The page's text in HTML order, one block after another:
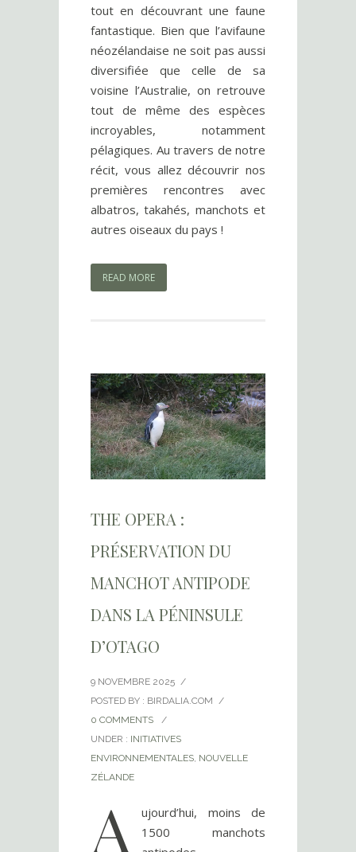
tout en découvrant une faune
fantastique. Bien que l’avifaune
néozélandaise ne soit pas aussi
diversifiée que celle de sa
voisine l’Australie, on retrouve
tout de même des espèces
incroyables, notamment
pélagiques. Au travers de notre
récit, vous allez découvrir nos
premières rencontres avec
albatros, takahés, manchots et
autres oiseaux du pays !
READ MORE
THE OPERA :
PRÉSERVATION DU
MANCHOT ANTIPODE
DANS LA PÉNINSULE
D’OTAGO
9 NOVEMBRE 2025 /
POSTED BY : BIRDALIA.COM /
0 COMMENTS
/
UNDER : INITIATIVES
ENVIRONNEMENTALES, NOUVELLE
ZÉLANDE
A
ujourd’hui, moins de
1500 manchots